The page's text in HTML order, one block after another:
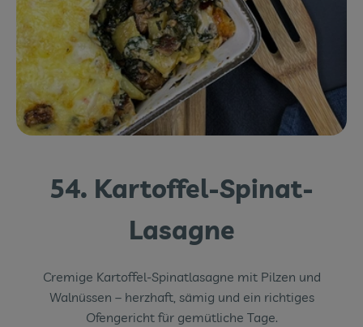
Themenwelten
Obst & Gemüse
Frischetheke
Vorratskammer
Getränke
Über uns
54. Kartoffel-Spinat-
Lasagne
Cremige Kartoffel-Spinatlasagne mit Pilzen und
Walnüssen – herzhaft, sämig und ein richtiges
Ofengericht für gemütliche Tage.